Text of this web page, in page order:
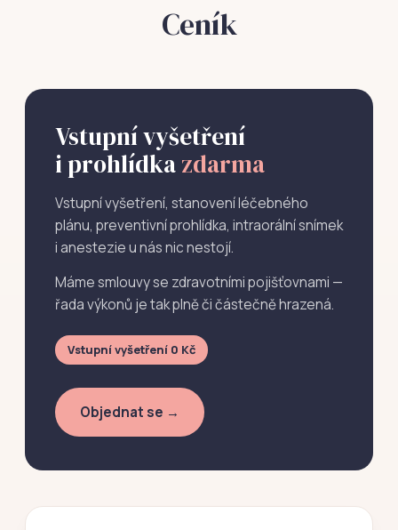
Ceník
Vstupní vyšetření
i prohlídkazdarma
Vstupní vyšetření, stanovení léčebného
plánu, preventivní prohlídka, intraorální snímek
i anestezie u nás nic nestojí.
Máme smlouvy se zdravotními pojišťovnami —
řada výkonů je tak plně či částečně hrazená.
Vstupní vyšetření 0 Kč
Objednat se →